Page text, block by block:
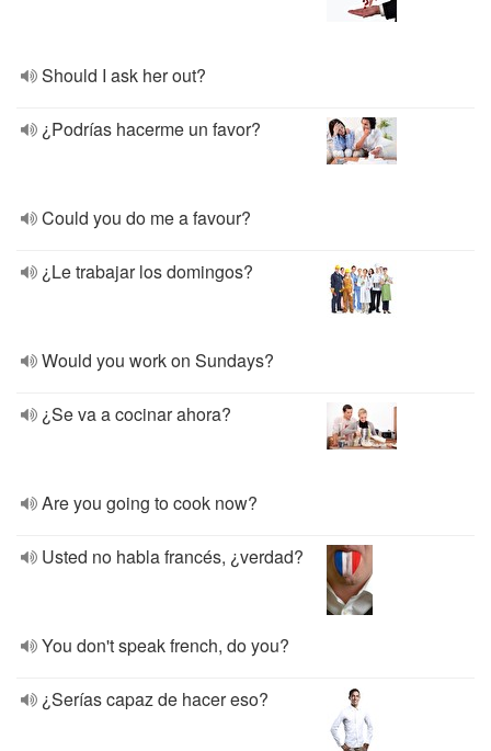
Should I ask her out?
¿Podrías hacerme un favor?
Could you do me a favour?
¿Le trabajar los domingos?
Would you work on Sundays?
¿Se va a cocinar ahora?
Are you going to cook now?
Usted no habla francés, ¿verdad?
You don't speak french, do you?
¿Serías capaz de hacer eso?